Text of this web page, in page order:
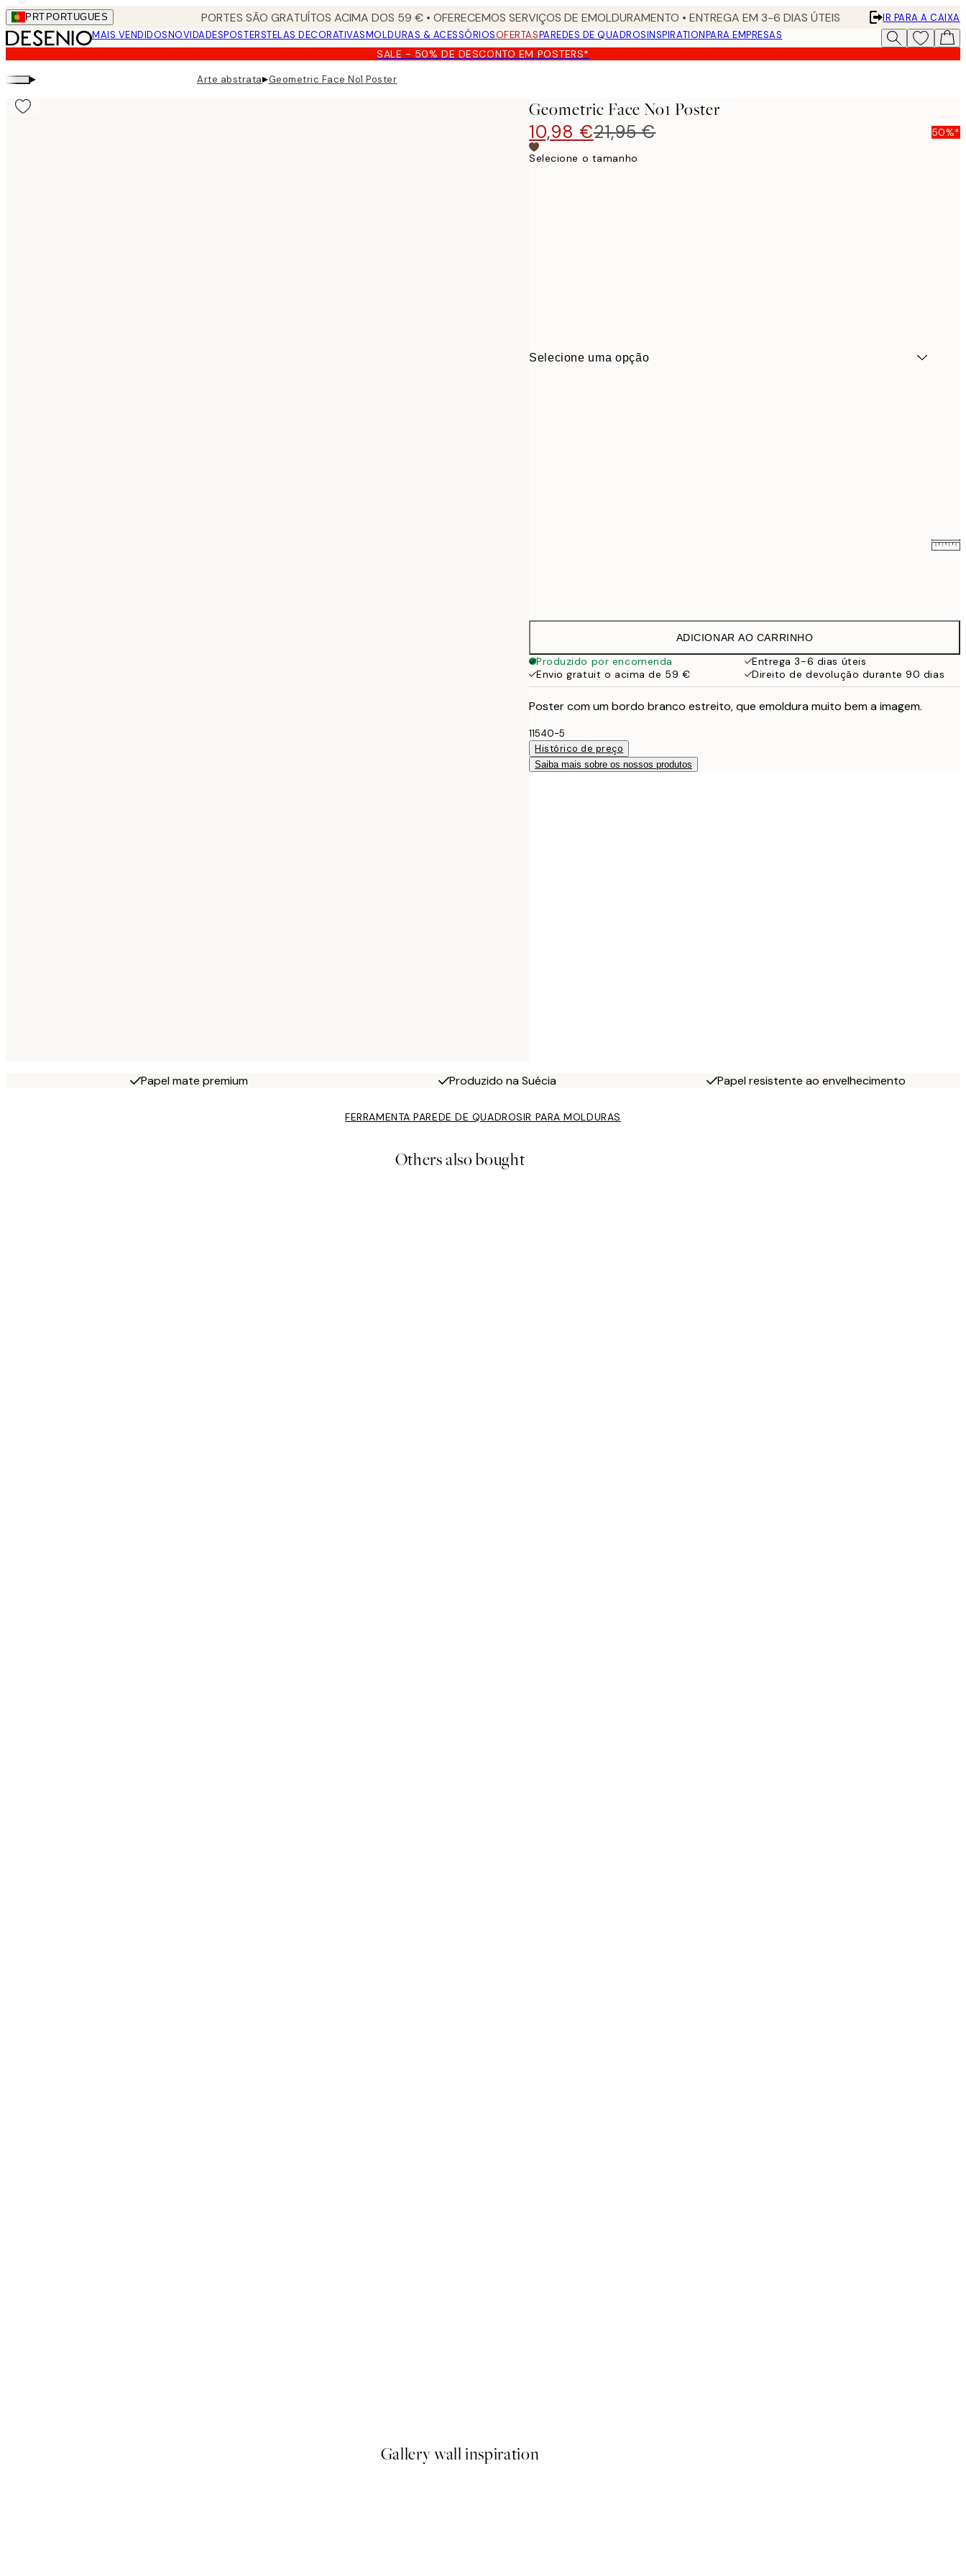
Skip
to
main
content.
PRT PORTUGUES PORTES SÃO GRATUÍTOS ACIMA DOS 59 € • OFERECEMOS SERVIÇOS DE EMOLDURAMENTO • ENTREGA EM 3-6 DIAS ÚTEIS
IR PARA A CAIXA
MAIS VENDIDOSNOVIDADESPOSTERSTELAS DECORATIVASMOLDURAS & ACESSÓRIOSOFERTASPAREDES DE QUADROSINSPIRATIONPARA EMPRESAS
SALE - 50% DE DESCONTO EM POSTERS*
▸ Arte abstrata▸Geometric Face No1 Poster
Geometric Face No1 Poster
10,98 €21,95 € 50%*
Selecione o tamanho
Selecione uma opção
ADICIONAR AO CARRINHO
Produzido por encomenda
Entrega 3-6 dias úteis
Envio gratuit o acima de 59 €
Direito de devolução durante 90 dias
Poster com um bordo branco estreito, que emoldura muito bem a imagem.
11540-5
Histórico de preço
Saiba mais sobre os nossos produtos
Papel mate premium Produzido na Suécia Papel resistente ao envelhecimento
FERRAMENTA PAREDE DE QUADROSIR PARA MOLDURAS
Others also bought
Gallery wall inspiration